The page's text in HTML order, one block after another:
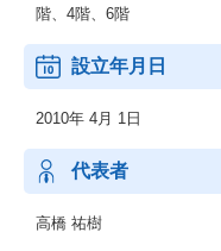
階、4階、6階
設立年月日
2010年 4月 1日
代表者
高橋 祐樹